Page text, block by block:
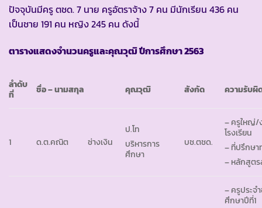
ปัจจุบันมีครู ตชด. 7 นาย ครูอัตราจ้าง 7 คน มีนักเรียน 436 คน
เป็นชาย 191 คน หญิง 245 คน ดังนี้
ตารางแสดงจำนวนครูและคุณวุฒิ ปีการศึกษา2563
ลำดับ
ที่
ชื่อ – นามสกุล คุณวุฒิ สังกัด ความรับผิ
1 ด.ต.คณิต ช่างเงิน
ป.โท
บริหารการ
ศึกษา
บช.ตชด.
– ครูใหญ่/
โรงเรียน
– ที่ปรึกษา
– หลักสูตร
– ครูประจ
ศึกษาปีที่1